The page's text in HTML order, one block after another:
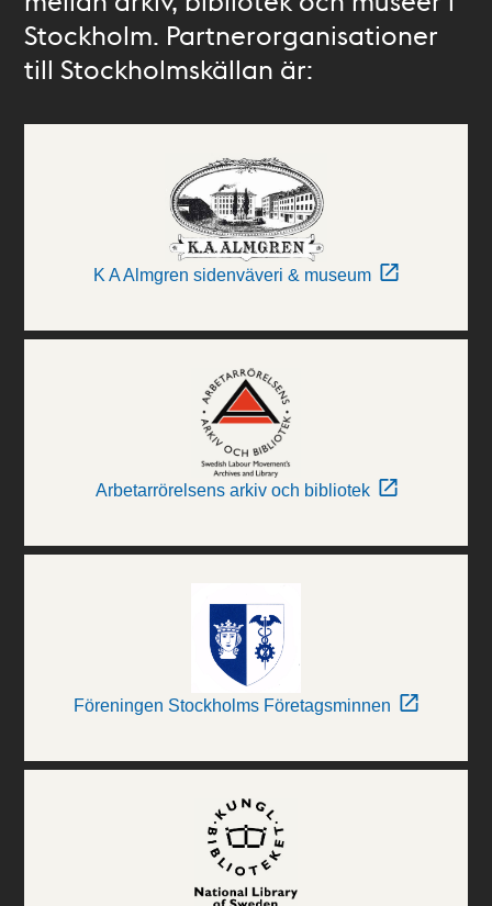
Stockholm. Partnerorganisationer
till Stockholmskällan är:
K A Almgren sidenväveri & museum
Arbetarrörelsens arkiv och bibliotek
Föreningen Stockholms Företagsminnen